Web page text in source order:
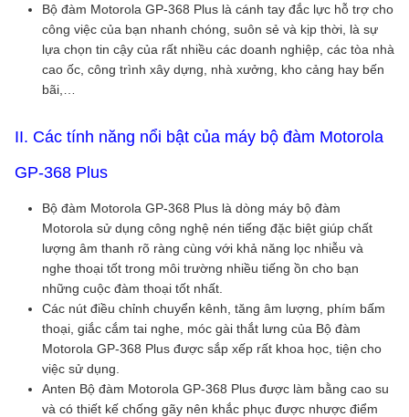
Bộ đàm Motorola GP-368 Plus là cánh tay đắc lực hỗ trợ cho
công việc của bạn nhanh chóng, suôn sẻ và kịp thời, là sự
lựa chọn tin cậy của rất nhiều các doanh nghiệp, các tòa nhà
cao ốc, công trình xây dựng, nhà xưởng, kho cảng hay bến
bãi,…
II. Các tính năng nổi bật của máy bộ đàm Motorola
GP-368 Plus
Bộ đàm Motorola GP-368 Plus là dòng máy bộ đàm
Motorola sử dụng công nghệ nén tiếng đặc biệt giúp chất
lượng âm thanh rõ ràng cùng với khả năng lọc nhiễu và
nghe thoại tốt trong môi trường nhiều tiếng ồn cho bạn
những cuộc đàm thoại tốt nhất.
Các nút điều chỉnh chuyển kênh, tăng âm lượng, phím bấm
thoại, giắc cắm tai nghe, móc gài thắt lưng của Bộ đàm
Motorola GP-368 Plus được sắp xếp rất khoa học, tiện cho
việc sử dụng.
Anten Bộ đàm Motorola GP-368 Plus được làm bằng cao su
và có thiết kế chống gãy nên khắc phục được nhược điểm